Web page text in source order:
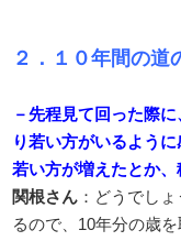
２．１０年間の道
－先程見て回った際
り若い方がいるよう
若い方が増えたとか、
関根さん ：どうでし
るので、10年分の歳